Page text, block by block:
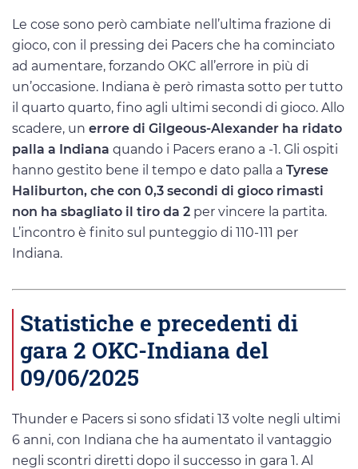
Le cose sono però cambiate nell’ultima frazione di
gioco, con il pressing dei Pacers che ha cominciato
ad aumentare, forzando OKC all’errore in più di
un’occasione. Indiana è però rimasta sotto per tutto
il quarto quarto, fino agli ultimi secondi di gioco. Allo
scadere, un errore di Gilgeous-Alexander ha ridato
palla a Indiana quando i Pacers erano a -1. Gli ospiti
hanno gestito bene il tempo e dato palla a Tyrese
Haliburton, che con 0,3 secondi di gioco rimasti
non ha sbagliato il tiro da 2 per vincere la partita.
L’incontro è finito sul punteggio di 110-111 per
Indiana.
Statistiche e precedenti di
gara 2 OKC-Indiana del
09/06/2025
Thunder e Pacers si sono sfidati 13 volte negli ultimi
6 anni, con Indiana che ha aumentato il vantaggio
negli scontri diretti dopo il successo in gara 1. Al